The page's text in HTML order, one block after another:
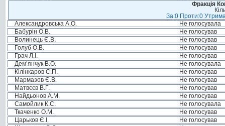
Фракція
За:0 Проти:0
Александровська А.О.
Не голосувала
Бабурін О.В.
Не голосував
Волинець Є.В.
Не голосував
Голуб О.В.
Не голосував
Грач Л.І.
Не голосував
Дем’янчук В.О.
Не голосувала
Кілінкаров С.П.
Не голосував
Мармазов Є.В.
Не голосував
Матвєєв В.Г.
Не голосував
Найдьонов А.М.
Не голосував
Самойлик К.С.
Не голосувала
Ткаченко О.М.
Не голосував
Царьков Є.І.
Не голосував